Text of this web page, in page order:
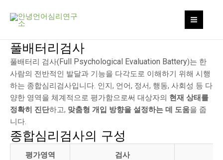
풀배터리검사
풀배터리 검사(Full Psychological Evaluation Battery)는 한
사람의 전반적인 발달과 기능을 다각도로 이해하기 위해 시행
하는 종합심리검사입니다. 인지, 언어, 정서, 행동, 사회성 등 다
양한 영역을 체계적으로 평가함으로써 대상자의 현재 상태를
정확히 진단하고, 맞춤형 개입 방향을 설정하는 데 도움을 줍
니다.
종합심리검사의 구성
평가영역 검사